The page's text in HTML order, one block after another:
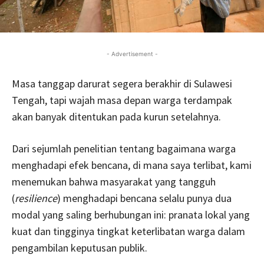
- Advertisement -
Masa tanggap darurat segera berakhir di Sulawesi
Tengah, tapi wajah masa depan warga terdampak
akan banyak ditentukan pada kurun setelahnya.
Dari sejumlah penelitian tentang bagaimana warga
menghadapi efek bencana, di mana saya terlibat, kami
menemukan bahwa masyarakat yang tangguh
(resilience) menghadapi bencana selalu punya dua
modal yang saling berhubungan ini: pranata lokal yang
kuat dan tingginya tingkat keterlibatan warga dalam
pengambilan keputusan publik.